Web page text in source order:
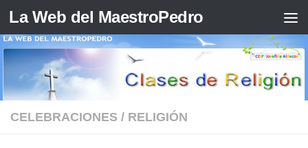
Saltar al contenido
La Web del MaestroPedro
CELEBRACIONES / RELIGIÓN